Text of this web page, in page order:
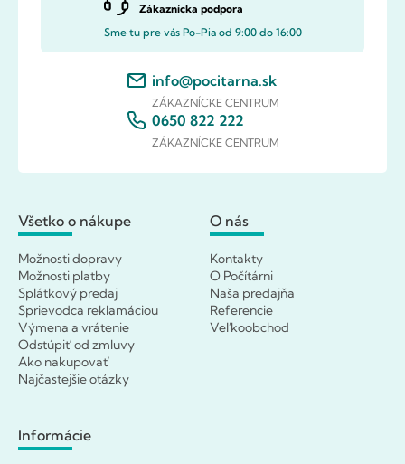
Zákaznícka podpora
Sme tu pre vás Po-Pia od 9:00 do 16:00
info@pocitarna.sk
ZÁKAZNÍCKE CENTRUM
0650 822 222
ZÁKAZNÍCKE CENTRUM
Všetko o nákupe
Možnosti dopravy
Možnosti platby
Splátkový predaj
Sprievodca reklamáciou
Výmena a vrátenie
Odstúpiť od zmluvy
Ako nakupovať
Najčastejšie otázky
O nás
Kontakty
O Počítárni
Naša predajňa
Referencie
Veľkoobchod
Informácie